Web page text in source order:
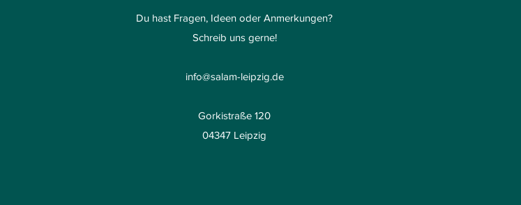
Du hast Fragen, Ideen oder Anmerkungen?
Schreib uns gerne!
info@salam-leipzig.de
Gorkistraße 120
04347 Leipzig